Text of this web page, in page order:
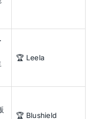
🏆 Leela
🏆 Blushield